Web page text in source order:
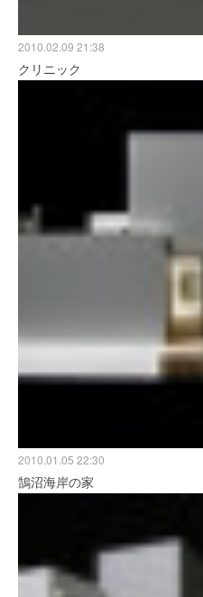
2010.02.09 21:38
クリニック
2010.01.05 22:30
鵠沼海岸の家